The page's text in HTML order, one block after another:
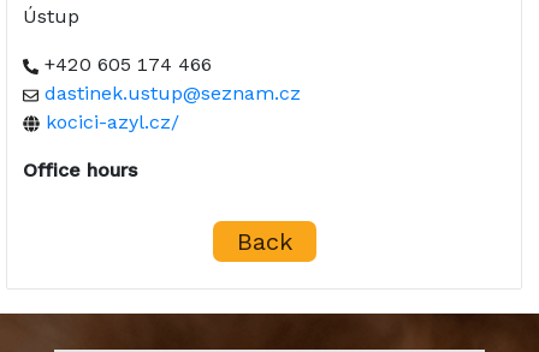
Ústup
+420 605 174 466
dastinek.ustup@seznam.cz
kocici-azyl.cz/
Office hours
Back